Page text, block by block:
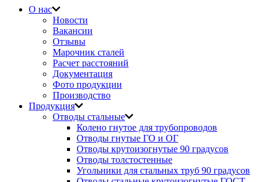
О нас
Новости
Вакансии
Отзывы
Марочник сталей
Расчет расстояний
Документация
Фото продукции
Производство
Продукция
Отводы стальные
Колено гнутое для трубопроводов
Отводы гнутые ГО и ОГ
Отводы крутоизогнутые 90 градусов
Отводы толстостенные
Угольники для стальных труб 90 градусов